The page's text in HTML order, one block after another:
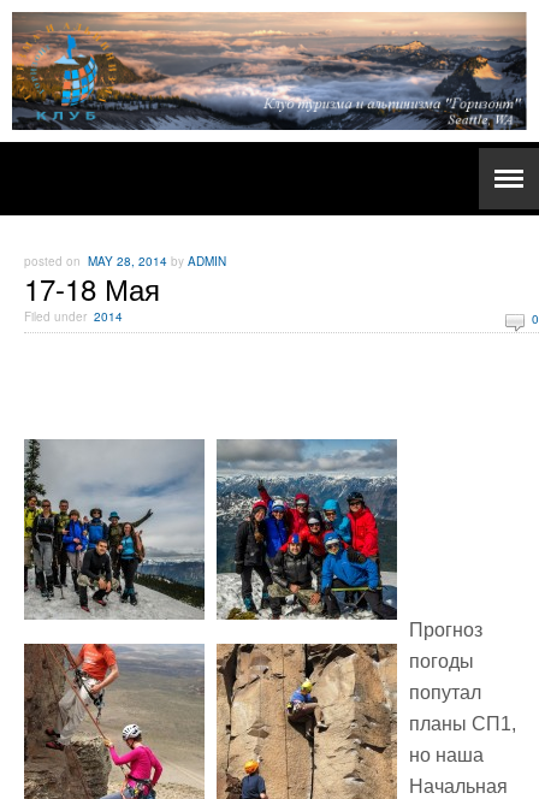
posted on MAY 28, 2014 by ADMIN
17-18 Мая
Filed under 2014 0
Прогноз
погоды
попутал
планы СП1,
но наша
Начальная